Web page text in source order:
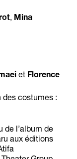
, Mina
et Florence
costumes :
de l’album de
aux éditions